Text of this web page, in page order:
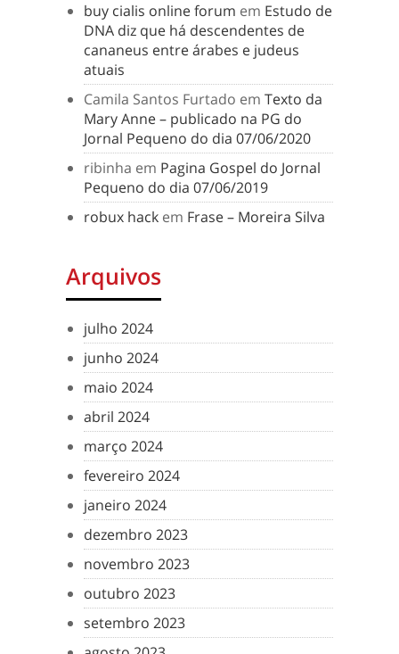
buy cialis online forum em Estudo de
DNA diz que há descendentes de
cananeus entre árabes e judeus
atuais
Camila Santos Furtado em Texto da
Mary Anne – publicado na PG do
Jornal Pequeno do dia 07/06/2020
ribinha em Pagina Gospel do Jornal
Pequeno do dia 07/06/2019
robux hack em Frase – Moreira Silva
Arquivos
julho 2024
junho 2024
maio 2024
abril 2024
março 2024
fevereiro 2024
janeiro 2024
dezembro 2023
novembro 2023
outubro 2023
setembro 2023